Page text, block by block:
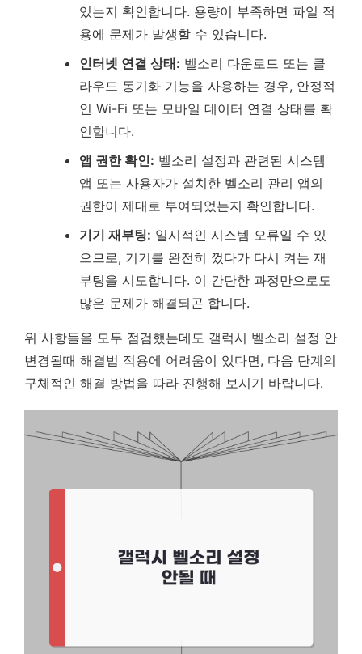
있는지 확인합니다. 용량이 부족하면 파일 적
용에 문제가 발생할 수 있습니다.
인터넷 연결 상태: 벨소리 다운로드 또는 클
라우드 동기화 기능을 사용하는 경우, 안정적
인 Wi-Fi 또는 모바일 데이터 연결 상태를 확
인합니다.
앱 권한 확인: 벨소리 설정과 관련된 시스템
앱 또는 사용자가 설치한 벨소리 관리 앱의
권한이 제대로 부여되었는지 확인합니다.
기기 재부팅: 일시적인 시스템 오류일 수 있
으므로, 기기를 완전히 껐다가 다시 켜는 재
부팅을 시도합니다. 이 간단한 과정만으로도
많은 문제가 해결되곤 합니다.
위 사항들을 모두 점검했는데도 갤럭시 벨소리 설정 안
변경될때 해결법 적용에 어려움이 있다면, 다음 단계의
구체적인 해결 방법을 따라 진행해 보시기 바랍니다.